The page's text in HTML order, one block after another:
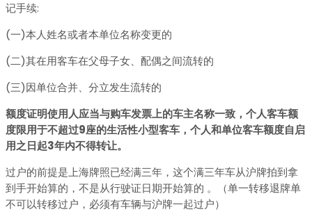
记手续:
(一)本人姓名或者本单位名称变更的
(二)其在用客车在父母子女、配偶之间流转的
(三)因单位合并、分立发生流转的
额度证明使用人应当与购车发票上的车主名称一致，个人客车额
度限用于不超过9座的生活性小型客车，个人和单位客车额度自启
用之日起3年内不得转让。
过户的前提是上海牌照已经满三年，这个满三年车从沪牌拍到拿
到手开始算的，不是从行驶证日期开始算的 。（单一转移退牌单
不可以转移过户，必须有车辆与沪牌一起过户）